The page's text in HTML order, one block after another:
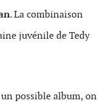
. La combinaison
juvénile de Tedy
possible album, on